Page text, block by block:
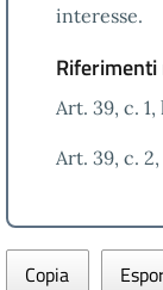
interesse.
Art. 39, c.
Art. 39, c.
Copia